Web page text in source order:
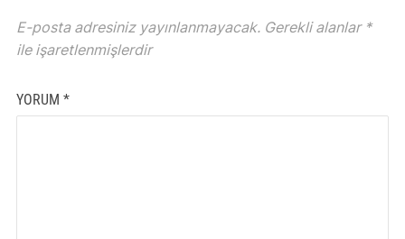
E-posta adresiniz yayınlanmayacak. Gerekli alanlar *
ile işaretlenmişlerdir
YORUM *